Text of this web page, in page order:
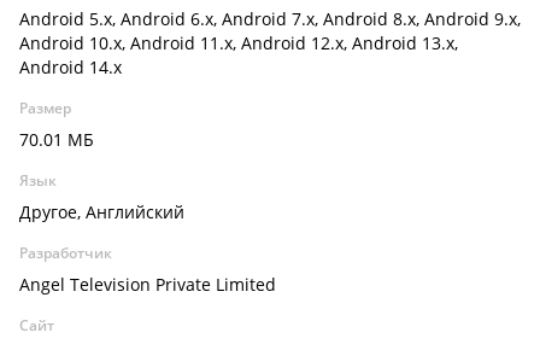
Android 5.x, Android 6.x, Android 7.x, Android 8.x, Android 9.x,
Android 10.x, Android 11.x, Android 12.x, Android 13.x,
Android 14.x
Размер
70.01 МБ
Язык
Другое, Английский
Разработчик
Angel Television Private Limited
Сайт